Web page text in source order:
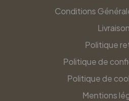
Conditions
Livraison
Politique
Politique de
Politique de
Mentions